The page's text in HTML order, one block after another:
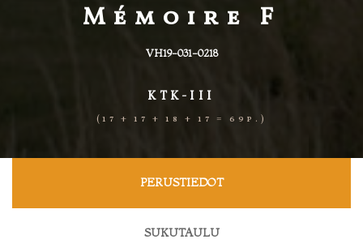
Mémoire F
VH19-031-0218
KTK-III
(17 + 17 + 18 + 17 = 69p.)
PERUSTIEDOT
SUKUTAULU